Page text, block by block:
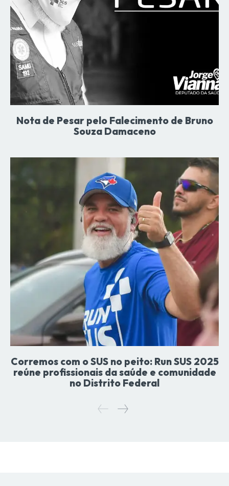
Nota de Pesar pelo Falecimento de Bruno
Souza Damaceno
Corremos com o SUS no peito: Run SUS 2025
reúne profissionais da saúde e comunidade
no Distrito Federal